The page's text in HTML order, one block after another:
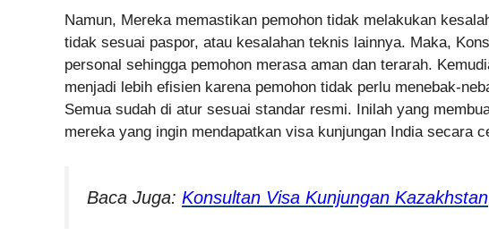
Namun, Mereka memastikan pemohon tidak melakukan
tidak sesuai paspor, atau kesalahan teknis lainnya. Maka,
personal sehingga pemohon merasa aman dan terarah.
menjadi lebih efisien karena pemohon tidak perlu menebak-
Semua sudah di atur sesuai standar resmi. Inilah yang
mereka yang ingin mendapatkan visa kunjungan India secara
Baca Juga: Konsultan Visa Kunjungan Kazakhstan